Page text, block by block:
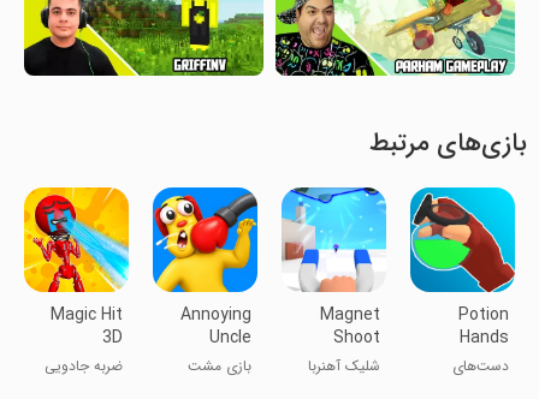
بازی‌های مرتبط
Potion
Hands
دست‌های
Magnet
Shoot
شلیک آهنربا
Annoying
Uncle
Punch
Game®
بازی مشت
Magic Hit
3D
ضربه جادویی